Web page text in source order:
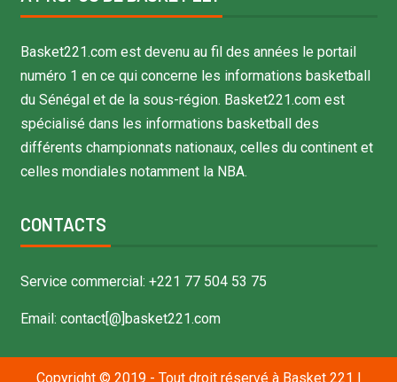
Basket221.com est devenu au fil des années le portail
numéro 1 en ce qui concerne les informations basketball
du Sénégal et de la sous-région. Basket221.com est
spécialisé dans les informations basketball des
différents championnats nationaux, celles du continent et
celles mondiales notamment la NBA.
CONTACTS
Service commercial: +221 77 504 53 75
Email: contact[@]basket221.com
Copyright © 2019 - Tout droit réservé à Basket 221 |